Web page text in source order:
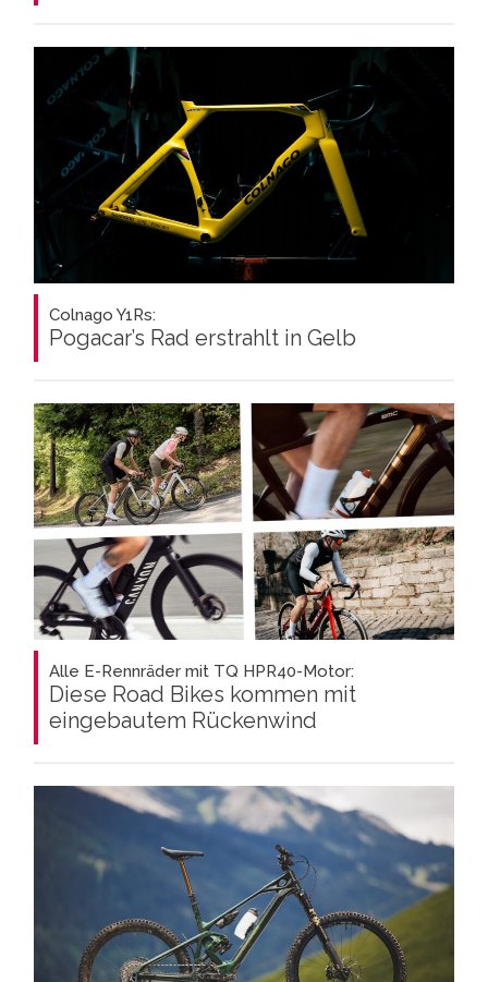
Colnago Y1Rs:
Pogacar’s Rad erstrahlt in Gelb
Alle E-Rennräder mit TQ HPR40-Motor:
Diese Road Bikes kommen mit
eingebautem Rückenwind